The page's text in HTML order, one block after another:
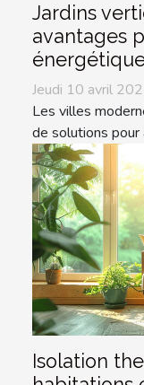
Jardins
avantages
Jeudi 10 avril
Les villes
de solutions pour
Isolation